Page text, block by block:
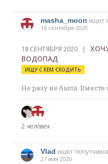
masha_moon ищет
16 сентября 2020
18 СЕНТЯБРЯ 2020 |
ВОДОПАД
ИЩУ С КЕМ СХОДИТЬ
Не разу не была. Вместе
2 человек
Vlad ищет
27 мая 2020